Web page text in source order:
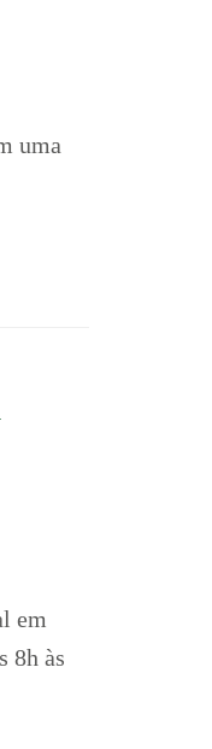
uma
em
8h às